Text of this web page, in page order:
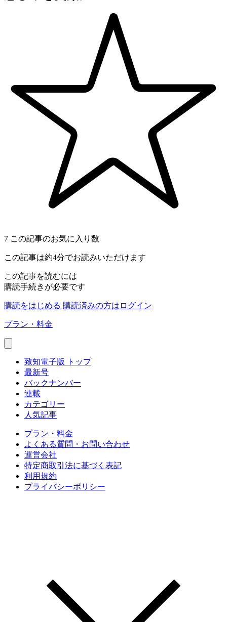
7 この記事のお気に入り数
この記事は約4分でお読みいただけます
この記事を読むには
購読手続きが必要です
購読をはじめる 購読済みの方はログイン
プラン・料金
致知電子版 トップ
最新号
バックナンバー
連載
カテゴリー
人気記事
プラン・料金
よくある質問・お問い合わせ
運営会社
特定商取引法に基づく表記
利用規約
プライバシーポリシー